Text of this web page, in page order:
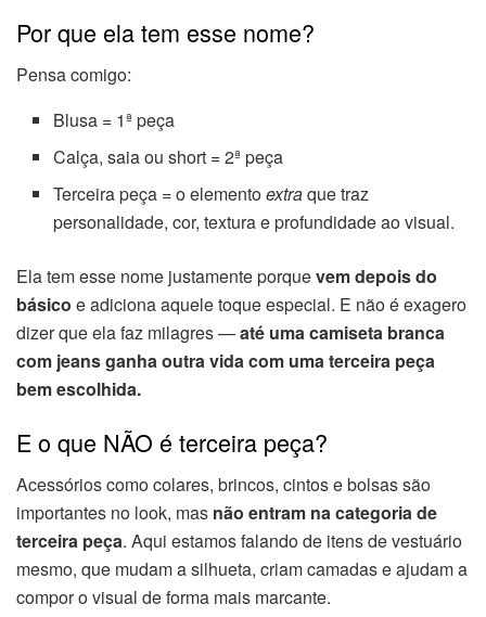
Por que ela tem esse nome?
Pensa comigo:
Blusa = 1ª peça
Calça, saia ou short = 2ª peça
Terceira peça = o elementoextraque traz
personalidade, cor, textura e profundidade ao visual.
Ela tem esse nome justamente porquevem depois do
básico e adiciona aquele toque especial. E não é exagero
dizer que ela faz milagres —até uma camiseta branca
com jeans ganha outra vida com uma terceira peça
bem escolhida.
E o que NÃO é terceira peça?
Acessórios como colares, brincos, cintos e bolsas são
importantes no look, mas não entram na categoria de
terceira peça. Aqui estamos falando de itens de vestuário
mesmo, que mudam a silhueta, criam camadas e ajudam a
compor o visual de forma mais marcante.